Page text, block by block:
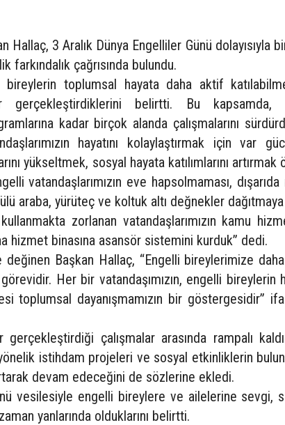
Hallaç, 3 Aralık Dünya Engelliler Günü dolayısıyla
farkındalık çağrısında bulundu.
bireylerin toplumsal hayata daha aktif
belirtti. Bu kapsamda,
kadar birçok alanda çalışmalarını
hayatını kolaylaştırmak için var
yükseltmek, sosyal hayata katılımlarını artırmak
vatandaşlarımızın eve hapsolmaması,
araba, yürüteç ve koltuk altı değnekler
zorlanan vatandaşlarımızın kamu
hizmet binasına asansör sistemini kurduk” dedi.
Başkan Hallaç, “Engelli bireylerimize daha
Her bir vatandaşımızın, engelli bireylerin
toplumsal dayanışmamızın bir göstergesidir”
çalışmalar arasında rampalı
istihdam projeleri ve sosyal etkinliklerin
devam edeceğini de sözlerine ekledi.
vesilesiyle engelli bireylere ve ailelerine sevgi,
yanlarında olduklarını belirtti.